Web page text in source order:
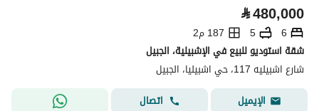
⃁480,000
6
5
187 م2
شقة استوديو للبيع في الإشبيلية، الجبيل
شارع اشبيليه 117، حي اشبيليا، الجبيل
الإيميل
اتصال